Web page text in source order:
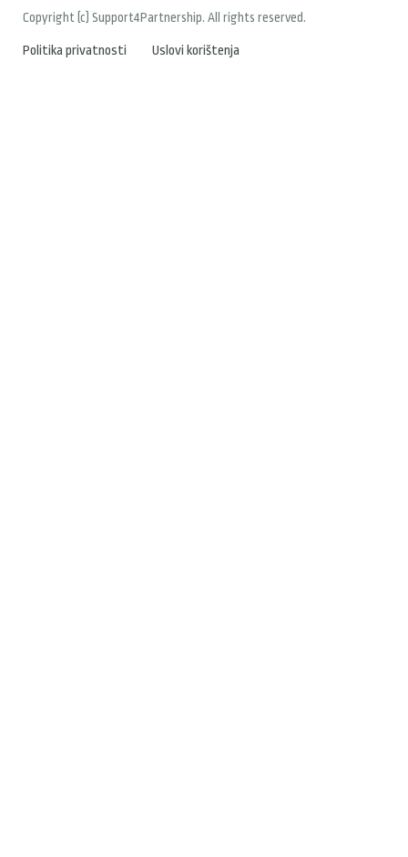
Copyright (c) Support4Partnership. All rights reserved.
Politika privatnosti Uslovi korištenja